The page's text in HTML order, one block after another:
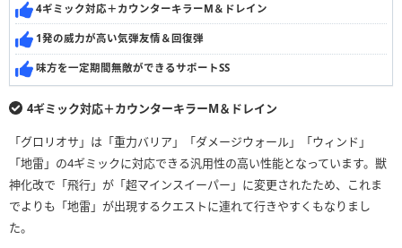
4ギミック対応＋カウンターキラーM＆ドレイン
1発の威力が高い気弾友情＆回復弾
味方を一定期間無敵ができるサポートSS
4ギミック対応＋カウンターキラーM＆ドレイン
「グロリオサ」は「重力バリア」「ダメージウォール」「ウィンド」
「地雷」の4ギミックに対応できる汎用性の高い性能となっています。獣
神化改で「飛行」が「超マインスイーパー」に変更されたため、これま
でよりも「地雷」が出現するクエストに連れて行きやすくもなりまし
た。